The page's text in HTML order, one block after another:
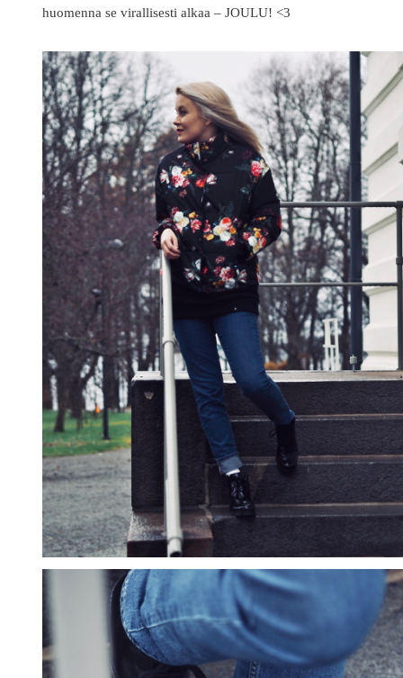
huomenna se virallisesti alkaa – JOULU! <3